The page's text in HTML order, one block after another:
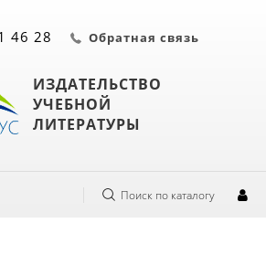
ИЗДАТЕЛЬСТВО
УЧЕБНОЙ
ЛИТЕРАТУРЫ
46 28 Обратная связь
Поиск по каталогу